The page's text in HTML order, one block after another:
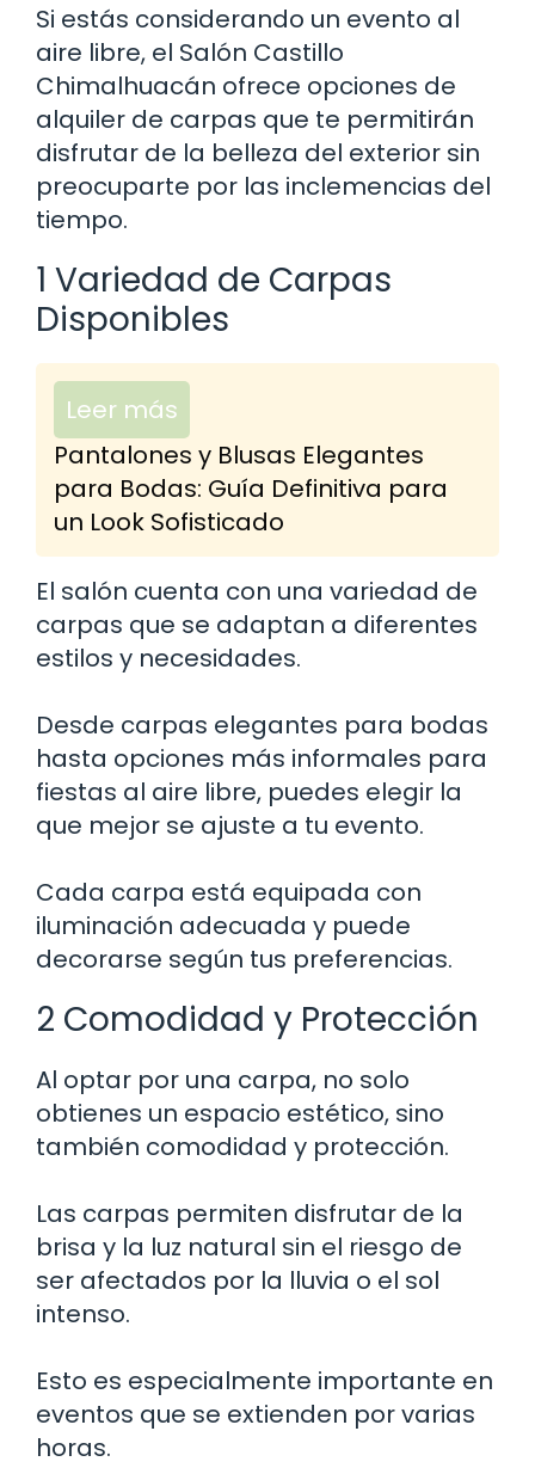
Si estás considerando un evento al
aire libre, el Salón Castillo
Chimalhuacán ofrece opciones de
alquiler de carpas que te permitirán
disfrutar de la belleza del exterior sin
preocuparte por las inclemencias del
tiempo.
1 Variedad de Carpas
Disponibles
Leer más
Pantalones y Blusas Elegantes
para Bodas: Guía Definitiva para
un Look Sofisticado
El salón cuenta con una variedad de
carpas que se adaptan a diferentes
estilos y necesidades.
Desde carpas elegantes para bodas
hasta opciones más informales para
fiestas al aire libre, puedes elegir la
que mejor se ajuste a tu evento.
Cada carpa está equipada con
iluminación adecuada y puede
decorarse según tus preferencias.
2 Comodidad y Protección
Al optar por una carpa, no solo
obtienes un espacio estético, sino
también comodidad y protección.
Las carpas permiten disfrutar de la
brisa y la luz natural sin el riesgo de
ser afectados por la lluvia o el sol
intenso.
Esto es especialmente importante en
eventos que se extienden por varias
horas.